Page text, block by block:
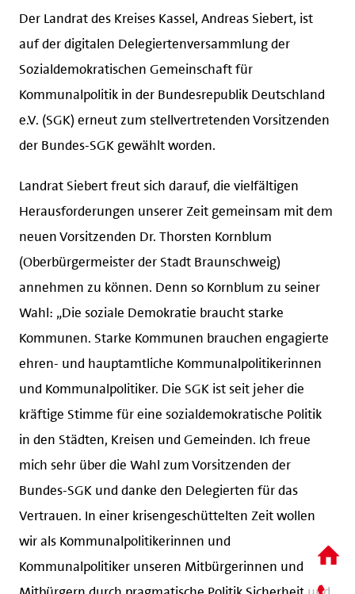
Der Landrat des Kreises Kassel, Andreas Siebert, ist
auf der digitalen Delegiertenversammlung der
Sozialdemokratischen Gemeinschaft für
Kommunalpolitik in der Bundesrepublik Deutschland
e.V. (SGK) erneut zum stellvertretenden Vorsitzenden
der Bundes-SGK gewählt worden.
Landrat Siebert freut sich darauf, die vielfältigen
Herausforderungen unserer Zeit gemeinsam mit dem
neuen Vorsitzenden Dr. Thorsten Kornblum
(Oberbürgermeister der Stadt Braunschweig)
annehmen zu können. Denn so Kornblum zu seiner
Wahl: „Die soziale Demokratie braucht starke
Kommunen. Starke Kommunen brauchen engagierte
ehren- und hauptamtliche Kommunalpolitikerinnen
und Kommunalpolitiker. Die SGK ist seit jeher die
kräftige Stimme für eine sozialdemokratische Politik
in den Städten, Kreisen und Gemeinden. Ich freue
mich sehr über die Wahl zum Vorsitzenden der
Bundes-SGK und danke den Delegierten für das
Vertrauen. In einer krisengeschüttelten Zeit wollen
wir als Kommunalpolitikerinnen und
Kommunalpolitiker unseren Mitbürgerinnen und
Mitbürgern durch pragmatische Politik Sicherheit und